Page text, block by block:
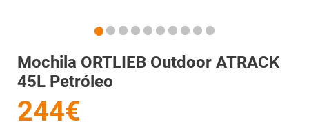
Mochila ORTLIEB Outdoor ATRACK
45L Petróleo
244€